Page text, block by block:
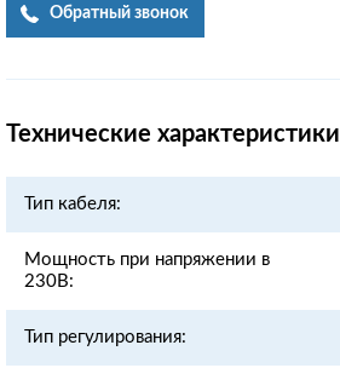
Обратный звонок
Технические характеристики
Тип кабеля:
Мощность при напряжении в
230В:
Тип регулирования: